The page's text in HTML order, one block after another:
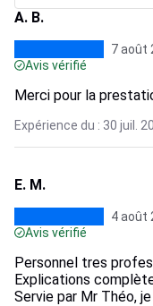
A. B.
7 août
Avis vérifié
Merci pour la
Expérience du : 30 juil.
E. M.
4 août
Avis vérifié
Personnel tres
Explications
Servie par Mr Théo,